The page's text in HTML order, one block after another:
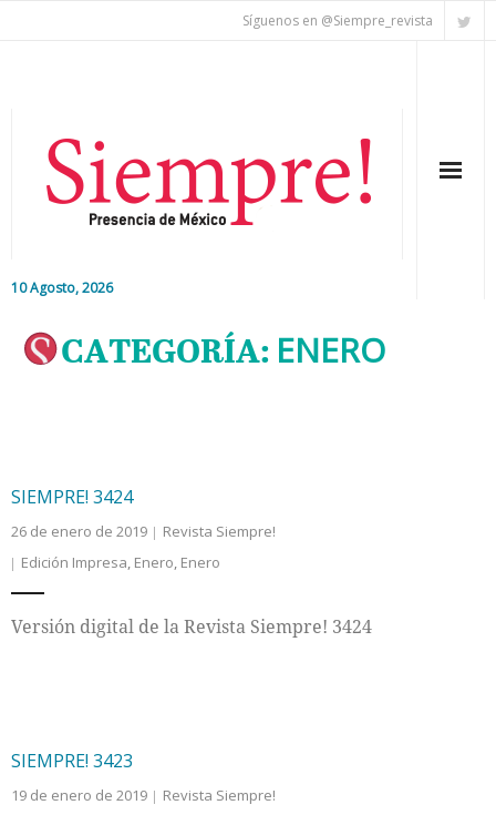
Síguenos en @Siempre_revista
10 Agosto, 2026
Colaboradores
Internacional
CATEGORÍA: ENERO
SIEMPRE! 3424
26 de enero de 2019
Revista Siempre!
Edición Impresa, Enero, Enero
Versión digital de la Revista Siempre! 3424
SIEMPRE! 3423
19 de enero de 2019
Revista Siempre!